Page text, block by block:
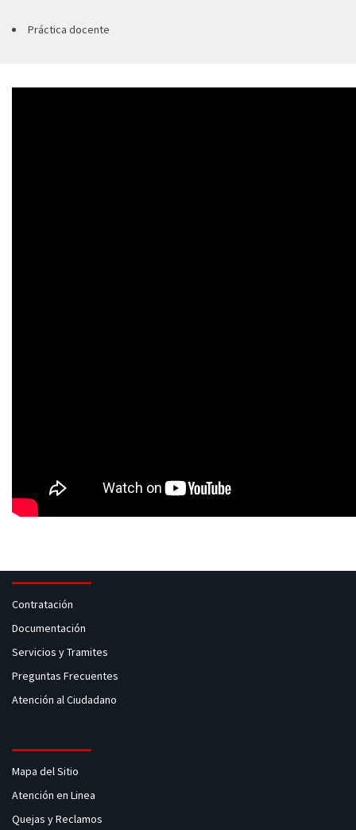
Práctica docente
Contratación
Documentación
Servicios y Tramites
Preguntas Frecuentes
Atención al Ciudadano
Mapa del Sitio
Atención en Linea
Quejas y Reclamos